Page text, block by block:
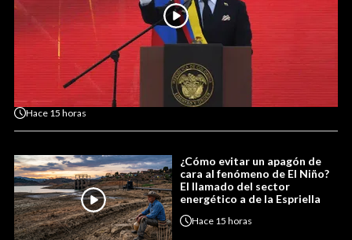
Hace 15 horas
¿Cómo evitar un apagón de
cara al fenómeno de El Niño?
El llamado del sector
energético a de la Espriella
Hace 15 horas